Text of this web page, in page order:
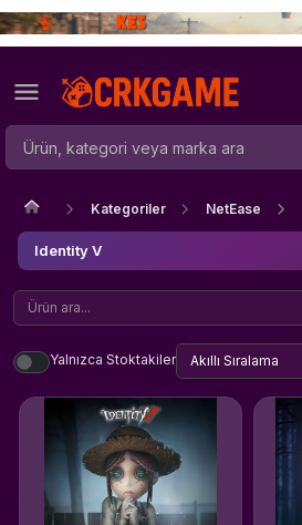
Kategoriler NetEase
Identity V
Yalnızca Stoktakiler